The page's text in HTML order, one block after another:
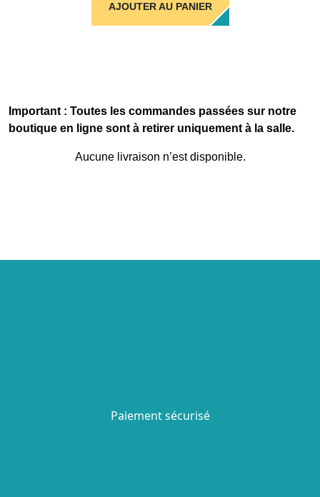
AJOUTER AU PANIER
Important : Toutes les commandes passées sur notre
boutique en ligne sont à retirer uniquement à la salle.
Aucune livraison n’est disponible.
Paiement sécurisé